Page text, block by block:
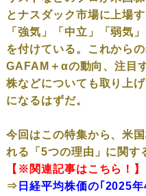
とナスダック市場に上場
「強気」「中立」「弱気
を付けている。これから
GAFAM＋αの動向、注目
株などについても取り上
になるはずだ。
今回はこの特集から、米
れる「5つの理由」に関す
【※関連記事はこちら！】
⇒ 日経平均株価の｢2025